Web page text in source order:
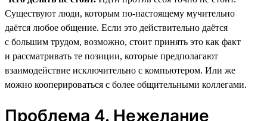
Существуют люди, которым по-настоящему мучительно
даётся любое общение. Если это действительно даётся
с большим трудом, возможно, стоит принять это как факт
и рассматривать те позиции, которые предполагают
взаимодействие исключительно с компьютером. Или же
можно кооперироваться с более общительными коллегами.
Проблема 4. Нежелание